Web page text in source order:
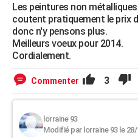
Les peintures non
coutent pratiquement le prix
donc n'y pensons plus.
Meilleurs voeux pour 2014.
Cordialement.
Commenter 3
lorraine 93
Modifié par lorraine 93 le